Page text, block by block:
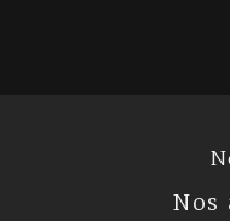
Nos